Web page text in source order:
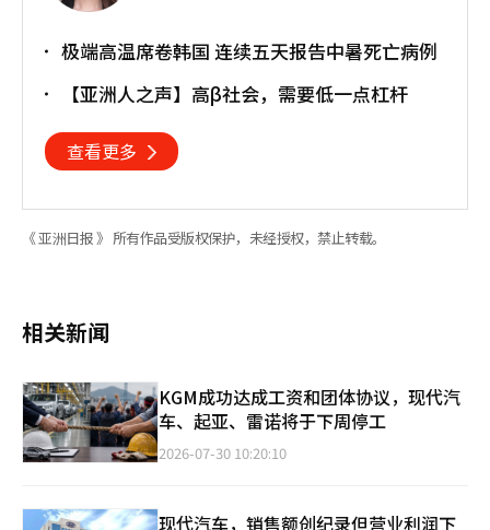
极端高温席卷韩国 连续五天报告中暑死亡病例
【亚洲人之声】高β社会，需要低一点杠杆
查看更多
《 亚洲日报 》 所有作品受版权保护，未经授权，禁止转载。
相关新闻
KGM成功达成工资和团体协议，现代汽
车、起亚、雷诺将于下周停工
2026-07-30 10:20:10
现代汽车，销售额创纪录但营业利润下